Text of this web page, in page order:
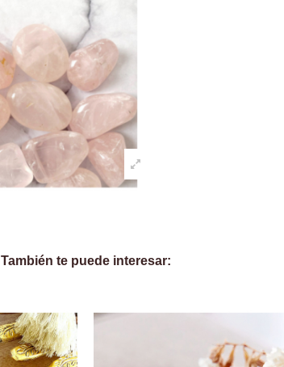
También te puede interesar: